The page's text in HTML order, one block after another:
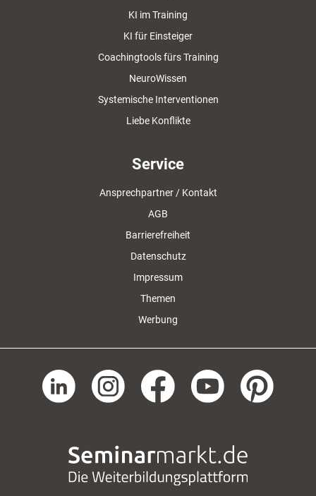
KI im Training
KI für Einsteiger
Coachingtools fürs Training
NeuroWissen
Systemische Interventionen
Liebe Konflikte
Service
Ansprechpartner / Kontakt
AGB
Barrierefreiheit
Datenschutz
Impressum
Themen
Werbung